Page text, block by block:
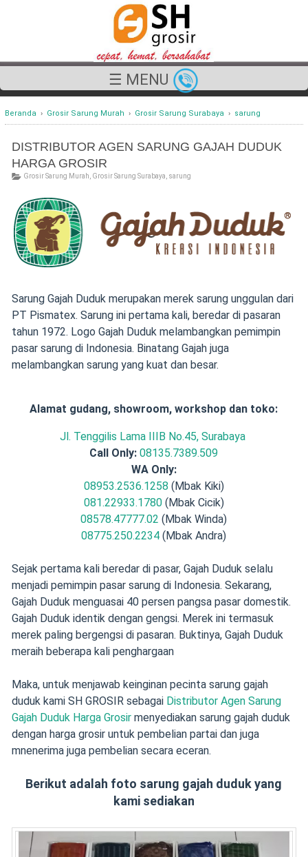
☰ MENU
Beranda › Grosir Sarung Murah › Grosir Sarung Surabaya › sarung
DISTRIBUTOR AGEN SARUNG GAJAH DUDUK
HARGA GROSIR
Grosir Sarung Murah Grosir Sarung Surabaya sarung
Sarung Gajah Duduk merupakan merek sarung unggulan dari
PT Pismatex. Sarung ini pertama kali, beredar di pasaran
tahun 1972. Logo Gajah Duduk melambangkan pemimpin
pasar sarung di Indonesia. Binatang Gajah juga
melambangkan sarung yang kuat dan besar.
Alamat gudang, showroom, workshop dan toko:
Jl. Tenggilis Lama IIIB No.45, Surabaya
Call Only: 08135.7389.509
WA Only:
08953.2536.1258 (Mbak Kiki)
081.22933.1780(Mbak Cicik)
08578.47777.02 (Mbak Winda)
08775.250.2234 (Mbak Andra)
Sejak pertama kali beredar di pasar, Gajah Duduk selalu
menjadi pemimpin pasar sarung di Indonesia. Sekarang,
Gajah Duduk menguasai 40 persen pangsa pasar domestik.
Gajah Duduk identik dengan gengsi. Merek ini termasuk
merek paling bergengsi di pasaran. Buktinya, Gajah Duduk
meraih beberapa kali penghargaan
Maka, untuk menjawab keinginan pecinta sarung gajah
duduk kami SH GROSIR sebagai Distributor Agen Sarung
Gajah Duduk Harga Grosirmenyediakan sarung gajah duduk
dengan harga grosir untuk pembelian partai dan juga
mnenerima juga pembelian secara eceran.
Berikut adalah foto sarung gajah duduk yang
kami sediakan